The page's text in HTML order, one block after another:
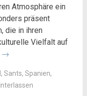
Atmosphäre ein
präsent
die in ihren
Vielfalt auf
→
, Sants, Spanien,